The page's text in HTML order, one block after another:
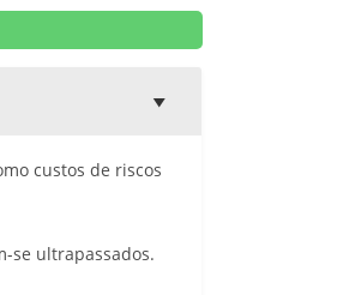
custos de riscos
se ultrapassados.